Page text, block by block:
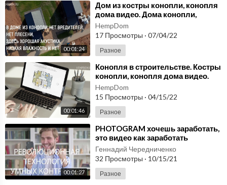
00:01:24
⁣Дом из костры конопли, конопля
дома видео. Дома конопли,
конопля дом, дом с конопли -
строительство!
HempDom
17 Просмотры · 07/04/22
Разное
00:01:46
⁣Конопля в строительстве. Костры
конопли, конопля дома видео.
Строительство дома из конопли.
HempDom
15 Просмотры · 04/15/22
Разное
00:01:27
⁣PHOTOGRAM хочешь заработать,
это видео как заработать
заработай деньги на мобильных
фотографиях.
Геннадий Чередниченко
32 Просмотры · 10/15/21
Разное